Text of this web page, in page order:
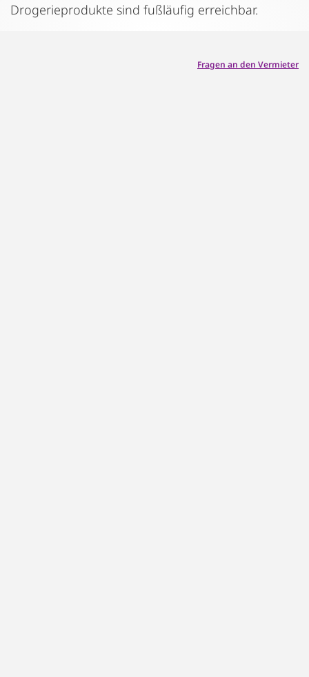
Drogerieprodukte sind fußläufig erreichbar.
Fragen an den Vermieter